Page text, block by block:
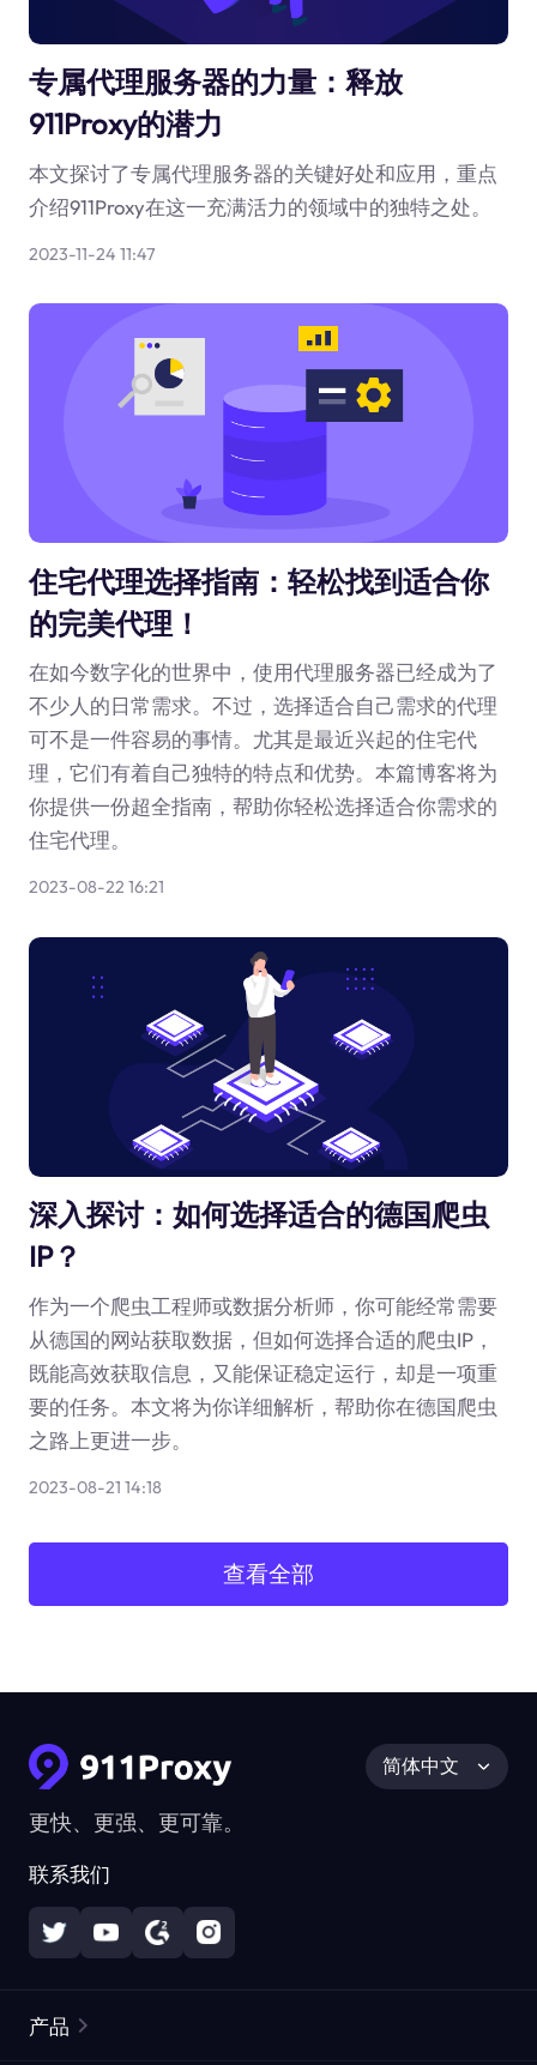
专属代理服务器的力量：释放
911Proxy的潜力
本文探讨了专属代理服务器的关键好处和应用，重点
介绍911Proxy在这一充满活力的领域中的独特之处。
2023-11-24 11:47
住宅代理选择指南：轻松找到适合你
的完美代理！
在如今数字化的世界中，使用代理服务器已经成为了
不少人的日常需求。不过，选择适合自己需求的代理
可不是一件容易的事情。尤其是最近兴起的住宅代
理，它们有着自己独特的特点和优势。本篇博客将为
你提供一份超全指南，帮助你轻松选择适合你需求的
住宅代理。
2023-08-22 16:21
深入探讨：如何选择适合的德国爬虫
IP？
作为一个爬虫工程师或数据分析师，你可能经常需要
从德国的网站获取数据，但如何选择合适的爬虫IP，
既能高效获取信息，又能保证稳定运行，却是一项重
要的任务。本文将为你详细解析，帮助你在德国爬虫
之路上更进一步。
2023-08-21 14:18
查看全部
更快、更强、更可靠。
联系我们
简体中文
产品